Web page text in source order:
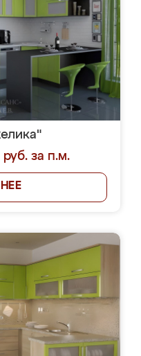
за п.м.